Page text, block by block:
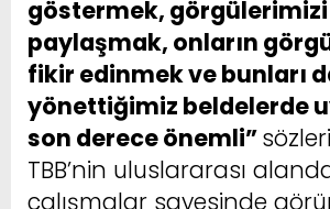
göstermek, görgülerimizi
paylaşmak, onların
fikir edinmek ve bunları
yönettiğimiz beldelerde
son derece önemli”
TBB’nin uluslararası
çalışmalar sayesinde